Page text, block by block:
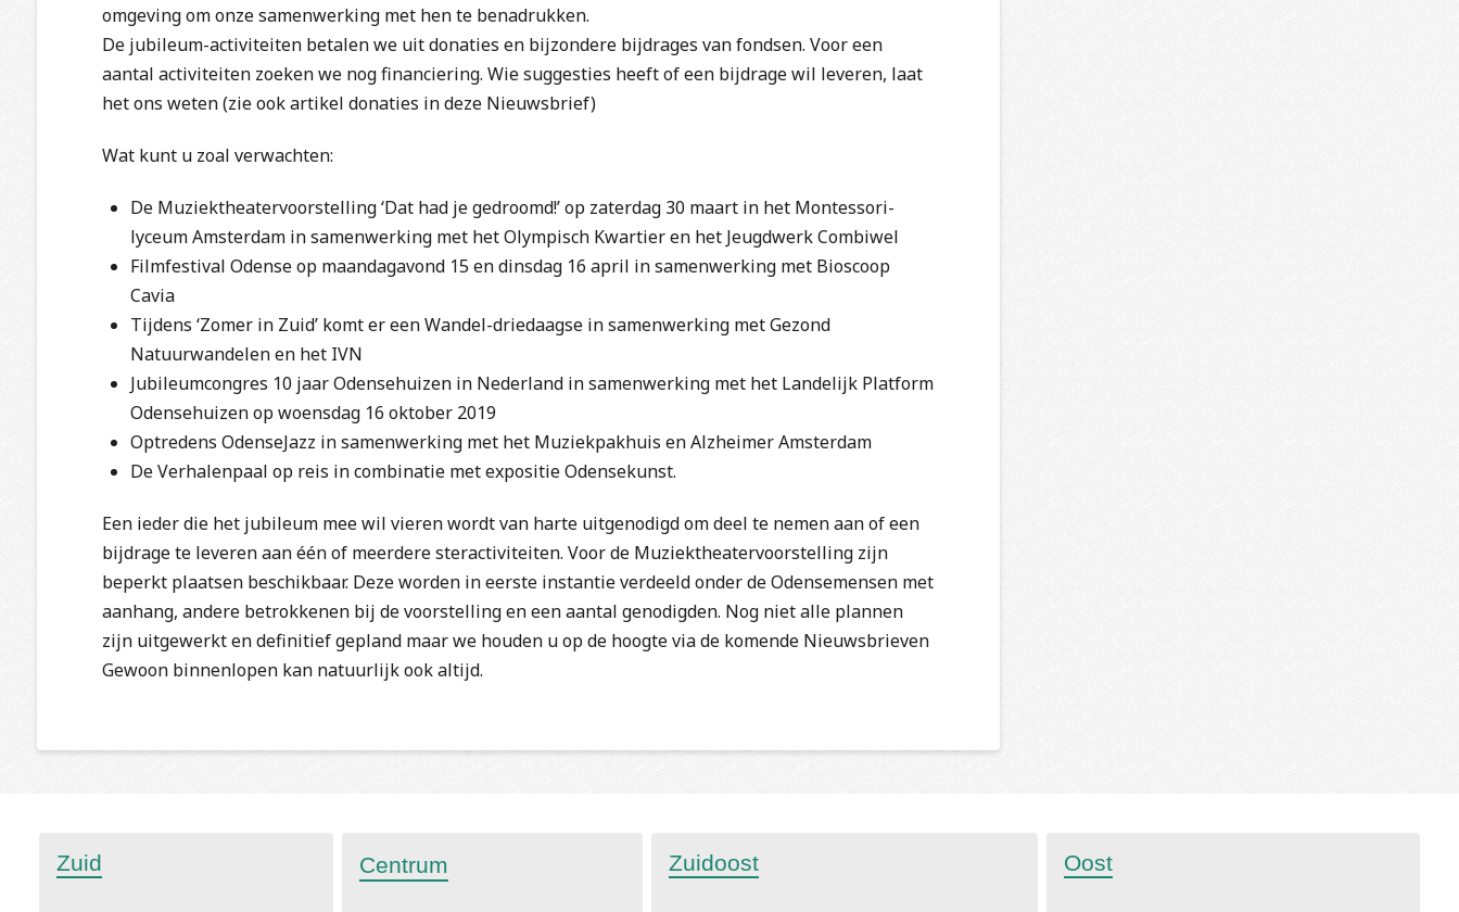
omgeving om onze samenwerking met hen te benadrukken.
De jubileum-activiteiten betalen we uit donaties en bijzondere bijdrages van fondsen. Voor een
aantal activiteiten zoeken we nog financiering. Wie suggesties heeft of een bijdrage wil leveren, laat
het ons weten (zie ook artikel donaties in deze Nieuwsbrief)
Wat kunt u zoal verwachten:
De Muziektheatervoorstelling ‘Dat had je gedroomd!’ op zaterdag 30 maart in het Montessori-
lyceum Amsterdam in samenwerking met het Olympisch Kwartier en het Jeugdwerk Combiwel
Filmfestival Odense op maandagavond 15 en dinsdag 16 april in samenwerking met Bioscoop
Cavia
Tijdens ‘Zomer in Zuid’ komt er een Wandel-driedaagse in samenwerking met Gezond
Natuurwandelen en het IVN
Jubileumcongres 10 jaar Odensehuizen in Nederland in samenwerking met het Landelijk Platform
Odensehuizen op woensdag 16 oktober 2019
Optredens OdenseJazz in samenwerking met het Muziekpakhuis en Alzheimer Amsterdam
De Verhalenpaal op reis in combinatie met expositie Odensekunst.
Een ieder die het jubileum mee wil vieren wordt van harte uitgenodigd om deel te nemen aan of een
bijdrage te leveren aan één of meerdere steractiviteiten. Voor de Muziektheatervoorstelling zijn
beperkt plaatsen beschikbaar. Deze worden in eerste instantie verdeeld onder de Odensemensen met
aanhang, andere betrokkenen bij de voorstelling en een aantal genodigden. Nog niet alle plannen
zijn uitgewerkt en definitief gepland maar we houden u op de hoogte via de komende Nieuwsbrieven
Gewoon binnenlopen kan natuurlijk ook altijd.
Zuid Centrum Zuidoost Oost